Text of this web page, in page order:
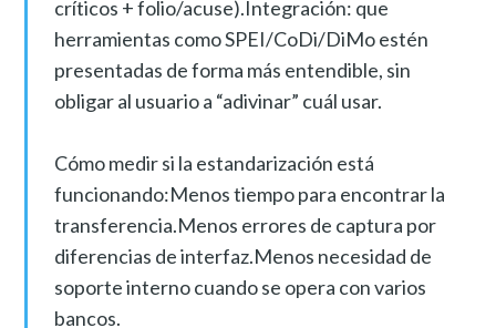
críticos + folio/acuse).Integración: que
herramientas como SPEI/CoDi/DiMo estén
presentadas de forma más entendible, sin
obligar al usuario a “adivinar” cuál usar.
Cómo medir si la estandarización está
funcionando:Menos tiempo para encontrar la
transferencia.Menos errores de captura por
diferencias de interfaz.Menos necesidad de
soporte interno cuando se opera con varios
bancos.